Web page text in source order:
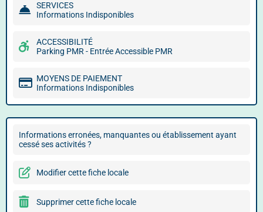
SERVICES
Informations Indisponibles
ACCESSIBILITÉ
Parking PMR - Entrée Accessible PMR
MOYENS DE PAIEMENT
Informations Indisponibles
Informations erronées, manquantes ou établissement ayant
cessé ses activités ?
Modifier cette fiche locale
Supprimer cette fiche locale